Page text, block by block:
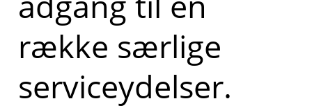
række særlige
serviceydelser.